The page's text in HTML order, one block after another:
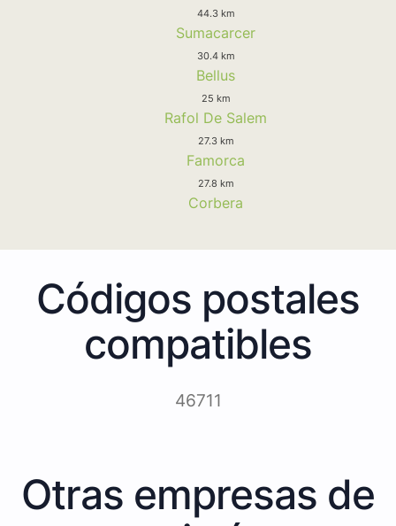
44.3 km
Sumacarcer
30.4 km
Bellus
25 km
Rafol De Salem
27.3 km
Famorca
27.8 km
Corbera
Códigos postales
compatibles
46711
Otras empresas de